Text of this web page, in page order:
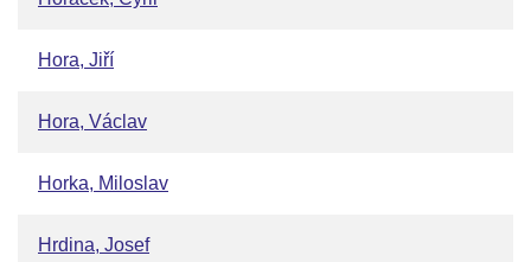
Hora, Jiří
Hora, Václav
Horka, Miloslav
Hrdina, Josef